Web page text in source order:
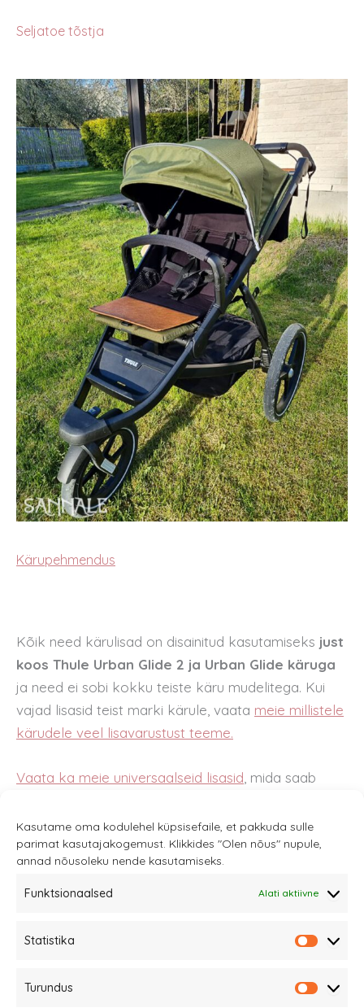
Kasutame oma kodulehel küpsisefaile, et pakkuda sulle
parimat kasutajakogemust. Klikkides "Olen nõus" nupule,
annad nõusoleku nende kasutamiseks.
Funktsionaalsed Alati aktiivne
Statistika
Turundus
Seljatoe tõstja
Kärupehmendus
Kõik need kärulisad on disainitud kasutamiseks just
koos Thule Urban Glide 2 ja Urban Glide käruga
ja need ei sobi kokku teiste käru mudelitega. Kui
vajad lisasid teist marki kärule, vaata meie millistele
kärudele veel lisavarustust teeme.
Vaata ka meie universaalseid lisasid , mida saab